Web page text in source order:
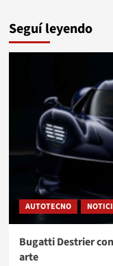
Seguí leyendo
AUTOTECNO
Bugatti Destrier
arte